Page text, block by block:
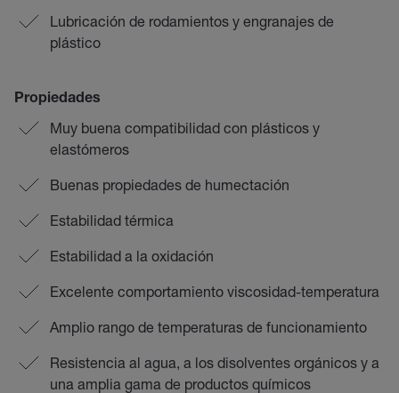
Lubricación de rodamientos y engranajes de
plástico
Propiedades
Muy buena compatibilidad con plásticos y
elastómeros
Buenas propiedades de humectación
Estabilidad térmica
Estabilidad a la oxidación
Excelente comportamiento viscosidad-temperatura
Amplio rango de temperaturas de funcionamiento
Resistencia al agua, a los disolventes orgánicos y a
una amplia gama de productos químicos